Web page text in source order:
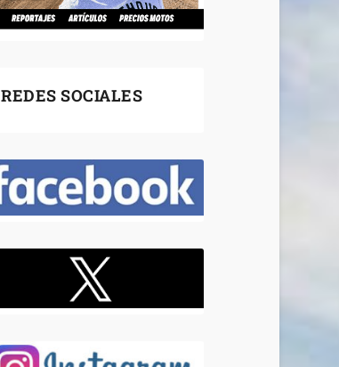
REDES SOCIALES